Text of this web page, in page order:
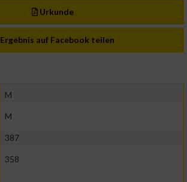
Urkunde
Ergebnis auf Facebook teilen
M
M
387
358